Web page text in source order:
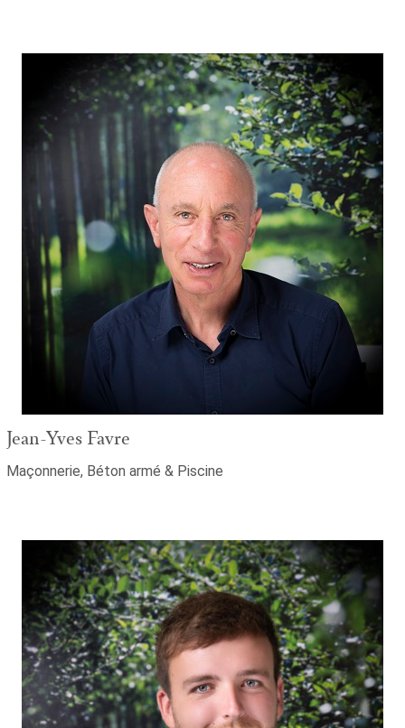
Jean-Yves Favre
Maçonnerie, Béton armé & Piscine